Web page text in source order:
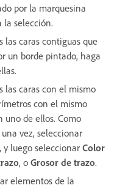
por la marquesina
selección.
las caras contiguas que
un borde pintado, haga
las caras con el mismo
con el mismo
uno de ellos. Como
vez, seleccionar
, y luego seleccionar Color
, o Grosor de trazo.
elementos de la